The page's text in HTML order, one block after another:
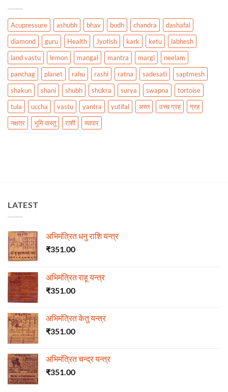
Acupressure ashubh bhav budh chandra
dashafal
diamond
guru Health Jyotish kark ketu
labhesh
land vastu
lemon mangal mantra margi
neelam
panchag
planet rahu rashi ratna sadesati
saptmesh
shakun
shani shubh shukra surya swapna
tortoise
tula
uccha vastu yantra yutifal अस्त उच्च ग्रह
ग्रह
नक्षत्र
भूमि वास्तु राशी व्यापार
LATEST
अभिमंत्रित धनु राशि यन्त्र
₹351.00
अभिमंत्रित राहू यन्त्र
₹351.00
अभिमंत्रित केतु यन्त्र
₹351.00
अभिमंत्रित चन्द्र यन्त्र
₹351.00